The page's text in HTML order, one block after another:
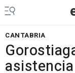
CANTABRIA